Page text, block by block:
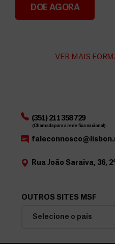
Angarie Fundos
DOE AGORA
VER MAIS
(351) 211 358 729
(Chamada para a rede fixa nacional)
Rua João Saraiva, 36,
OUTROS SITES MSF
Selecione o país